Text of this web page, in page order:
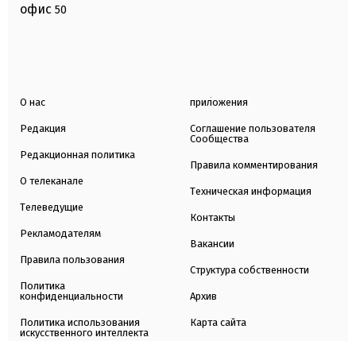
офис 50
О нас
Редакция
Редакционная политика
О телеканале
Телеведущие
Рекламодателям
Правила пользования
Политика
конфиденциальности
Политика использования
искусственного интеллекта
приложения
Соглашение пользователя
Сообщества
Правила комментирования
Техническая информация
Контакты
Вакансии
Структура собственности
Архив
Карта сайта